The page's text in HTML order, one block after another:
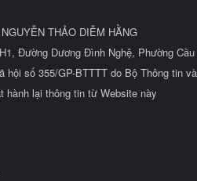
THẢO DIỄM HẰNG
Đường Dương Đình Nghệ, Phường
hội số 355/GP-BTTTT do Bộ Thông tin
hành lại thông tin từ Website này